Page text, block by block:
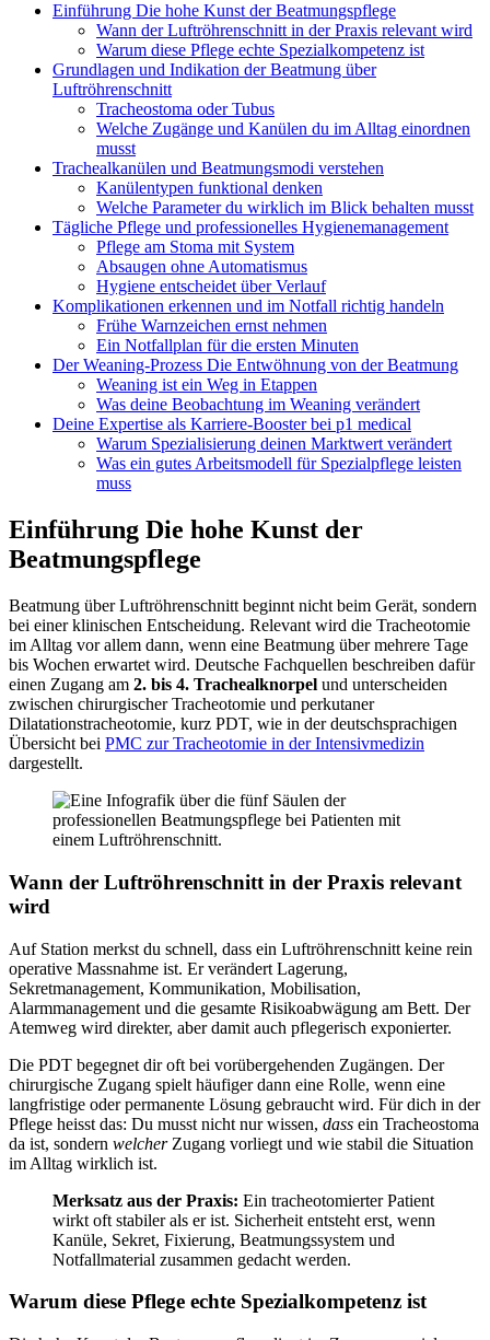
Einführung Die hohe Kunst der Beatmungspflege
Wann der Luftröhrenschnitt in der Praxis relevant wird
Warum diese Pflege echte Spezialkompetenz ist
Grundlagen und Indikation der Beatmung über
Luftröhrenschnitt
Tracheostoma oder Tubus
Welche Zugänge und Kanülen du im Alltag einordnen
musst
Trachealkanülen und Beatmungsmodi verstehen
Kanülentypen funktional denken
Welche Parameter du wirklich im Blick behalten musst
Tägliche Pflege und professionelles Hygienemanagement
Pflege am Stoma mit System
Absaugen ohne Automatismus
Hygiene entscheidet über Verlauf
Komplikationen erkennen und im Notfall richtig handeln
Frühe Warnzeichen ernst nehmen
Ein Notfallplan für die ersten Minuten
Der Weaning-Prozess Die Entwöhnung von der Beatmung
Weaning ist ein Weg in Etappen
Was deine Beobachtung im Weaning verändert
Deine Expertise als Karriere-Booster bei p1 medical
Warum Spezialisierung deinen Marktwert verändert
Was ein gutes Arbeitsmodell für Spezialpflege leisten
muss
Einführung Die hohe Kunst der
Beatmungspflege
Beatmung über Luftröhrenschnitt beginnt nicht beim Gerät, sondern
bei einer klinischen Entscheidung. Relevant wird die Tracheotomie
im Alltag vor allem dann, wenn eine Beatmung über mehrere Tage
bis Wochen erwartet wird. Deutsche Fachquellen beschreiben dafür
einen Zugang am 2. bis 4. Trachealknorpel und unterscheiden
zwischen chirurgischer Tracheotomie und perkutaner
Dilatationstracheotomie, kurz PDT, wie in der deutschsprachigen
Übersicht bei PMC zur Tracheotomie in der Intensivmedizin
dargestellt.
Wann der Luftröhrenschnitt in der Praxis relevant
wird
Auf Station merkst du schnell, dass ein Luftröhrenschnitt keine rein
operative Massnahme ist. Er verändert Lagerung,
Sekretmanagement, Kommunikation, Mobilisation,
Alarmmanagement und die gesamte Risikoabwägung am Bett. Der
Atemweg wird direkter, aber damit auch pflegerisch exponierter.
Die PDT begegnet dir oft bei vorübergehenden Zugängen. Der
chirurgische Zugang spielt häufiger dann eine Rolle, wenn eine
langfristige oder permanente Lösung gebraucht wird. Für dich in der
Pflege heisst das: Du musst nicht nur wissen, dass ein Tracheostoma
da ist, sondern welcherZugang vorliegt und wie stabil die Situation
im Alltag wirklich ist.
Merksatz aus der Praxis: Ein tracheotomierter Patient
wirkt oft stabiler als er ist. Sicherheit entsteht erst, wenn
Kanüle, Sekret, Fixierung, Beatmungssystem und
Notfallmaterial zusammen gedacht werden.
Warum diese Pflege echte Spezialkompetenz ist